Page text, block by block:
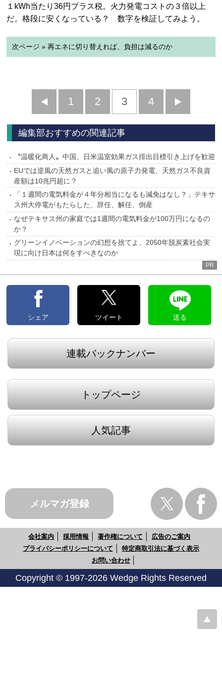
１kWh当たり36円プラス税。火力発電コストの３倍以上
だ。格段に安くなっている？ 数字を検証してみよう。
次ページ » 再エネに切り替えれば、負担は減るのか
前
へ
1 2 3 4
へ
編集部おすすめの関連記事
〝温暖化商人〟中国、日米温室効果ガス排出目標引き上げを歓迎
EUでは逆風の天然ガスと追い風の原子力発電、天然ガス不良資
産額は10兆円超に？
「１週間の電気料金が４年分相当になるも減免はなし？」テキサ
ス州大停電がもたらした、辞任、解任、倒産
なぜテキサス州の家庭では1週間の電気料金が100万円になるの
か？
グリーンイノベーションの幻想を捨てよ、2050年脱炭素社会実
現に向け日本は何をすべきなのか
PR
シェア ツイート 送る
連載バックナンバー
トップページ
人気記事
メルマガ登録
会社案内 採用情報 著作権について
広告のご案内
プライバシーポリシーについて
特定商取引法に基づく表示
お問い合わせ
Copyright © 1997-2026 Wedge Rights Reserved